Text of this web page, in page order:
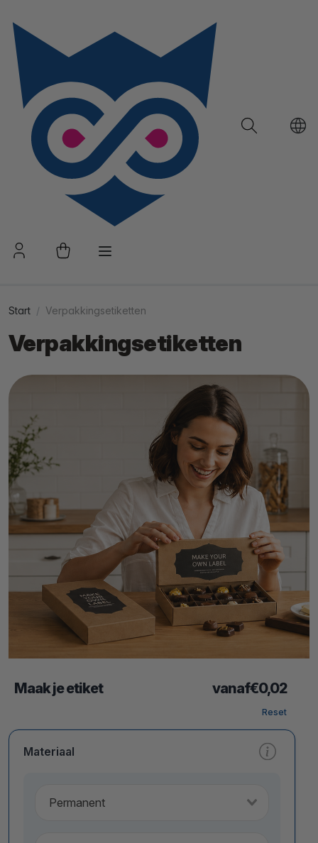
Start Verpakkingsetiketten
Verpakkingsetiketten
Maak je etiket vanaf€0,02
Reset
Materiaal
Permanent